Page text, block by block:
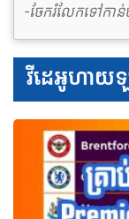
-ចែករំលែកទៅកា
វីដេអូហាយ